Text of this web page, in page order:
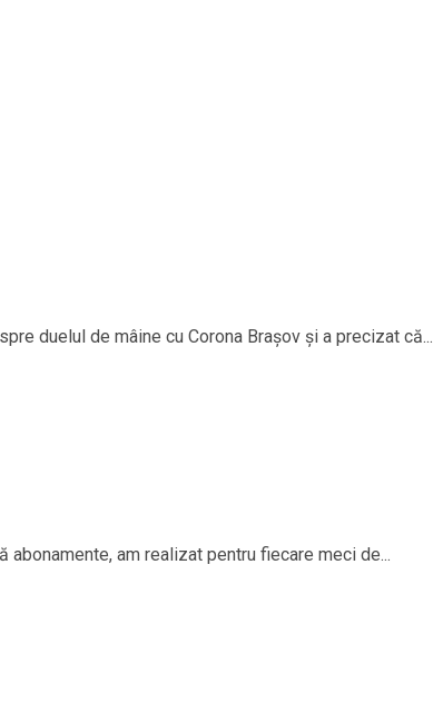
duelul de mâine cu Corona Braşov şi a precizat că...
am realizat pentru fiecare meci de...